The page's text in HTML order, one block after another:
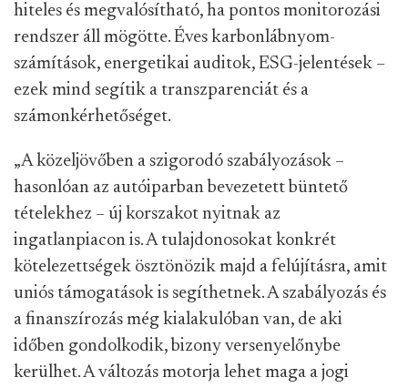
hiteles és megvalósítható, ha pontos monitorozási
rendszer áll mögötte. Éves karbonlábnyom-
számítások, energetikai auditok, ESG-jelentések –
ezek mind segítik a transzparenciát és a
számonkérhetőséget.
„A közeljövőben a szigorodó szabályozások –
hasonlóan az autóiparban bevezetett büntető
tételekhez – új korszakot nyitnak az
ingatlanpiacon is. A tulajdonosokat konkrét
kötelezettségek ösztönözik majd a felújításra, amit
uniós támogatások is segíthetnek. A szabályozás és
a finanszírozás még kialakulóban van, de aki
időben gondolkodik, bizony versenyelőnybe
kerülhet. A változás motorja lehet maga a jogi